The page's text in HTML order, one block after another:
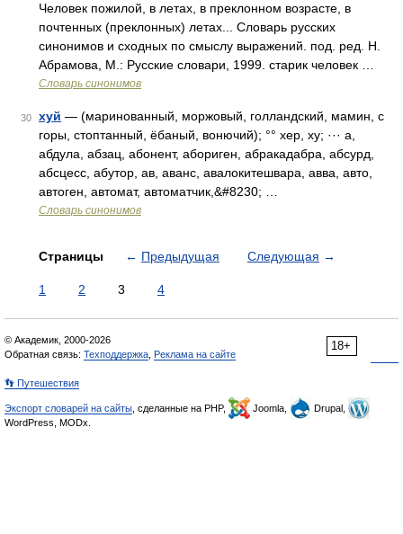
Человек пожилой, в летах, в преклонном возрасте, в
почтенных (преклонных) летах... Словарь русских
синонимов и сходных по смыслу выражений. под. ред. Н.
Абрамова, М.: Русские словари, 1999. старик человек …
Словарь синонимов
30 хуй — (маринованный, моржовый, голландский, мамин, с
горы, стоптанный, ёбаный, вонючий); °° хер, ху; ··· а,
абдула, абзац, абонент, абориген, абракадабра, абсурд,
абсцесс, абутор, ав, аванс, авалокитешвара, авва, авто,
автоген, автомат, автоматчик,&#8230; …
Словарь синонимов
Страницы ← Предыдущая Следующая →
1 2 3 4
18+
© Академик, 2000-2026
Обратная связь: Техподдержка Реклама на сайте
👣 Путешествия
Экспорт словарей на сайты , сделанные на PHP, Joomla,
Drupal,
WordPress, MODx.